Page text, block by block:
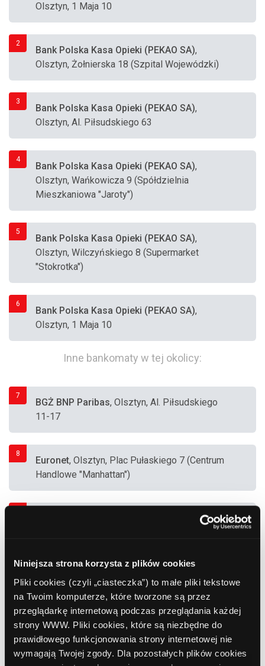
Niniejsza strona korzysta z plików cookies
Pliki cookies (czyli „ciasteczka”) to małe pliki tekstowe
na Twoim komputerze, które tworzone są przez
przeglądarkę internetową podczas przeglądania każdej
strony WWW. Pliki cookies, które są niezbędne do
prawidłowego funkcjonowania strony internetowej nie
wymagają Twojej zgody. Dla pozostałych plików cookies
Olsztyn, 1 Maja 10
2
Bank Polska Kasa Opieki (PEKAO SA),
Olsztyn, Żołnierska 18 (Szpital Wojewódzki)
3
Bank Polska Kasa Opieki (PEKAO SA),
Olsztyn, Al. Piłsudskiego 63
4
Bank Polska Kasa Opieki (PEKAO SA),
Olsztyn, Wańkowicza 9 (Spółdzielnia
Mieszkaniowa "Jaroty")
5
Bank Polska Kasa Opieki (PEKAO SA),
Olsztyn, Wilczyńskiego 8 (Supermarket
"Stokrotka")
6
Bank Polska Kasa Opieki (PEKAO SA),
Olsztyn, 1 Maja 10
Inne bankomaty w tej okolicy:
7
BGŻ BNP Paribas, Olsztyn, Al. Piłsudskiego
11-17
8
Euronet, Olsztyn, Plac Pułaskiego 7 (Centrum
Handlowe "Manhattan")
Euronet
, Olsztyn, Dworcowa 3 (Raiffeisen
Bank)
11
Bank Polskiej Spółdzielczości , Olsztyn,
Sucharskiego 4b